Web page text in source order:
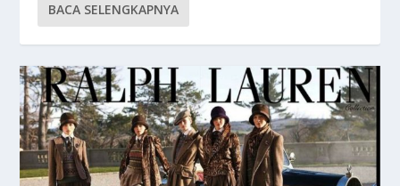
BACA SELENGKAPNYA